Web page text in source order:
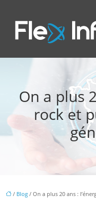
On a plus
rock et
/ Blog / On a plus 20 ans :